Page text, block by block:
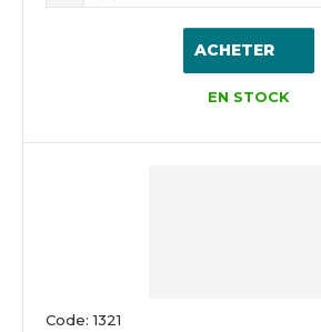
ACHETER
EN STOCK
Code: 1321